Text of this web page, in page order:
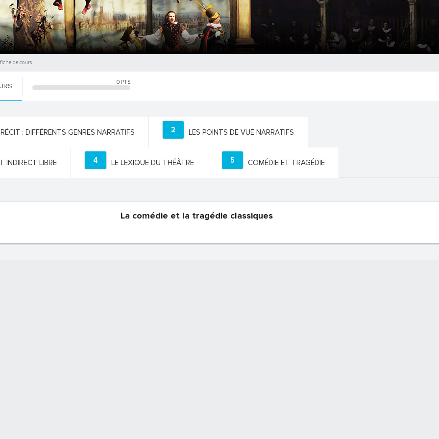
de cours
0 PTS
: DIFFÉRENTS GENRES NARRATIFS 2 LES POINTS DE VUE NARRATIFS
INDIRECT LIBRE 4 LE LEXIQUE DU THÉÂTRE 5 COMÉDIE ET TRAGÉDIE
La comédie et la tragédie classiques